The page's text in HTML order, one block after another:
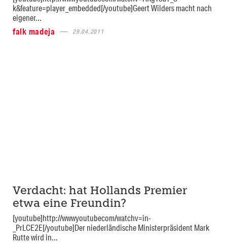
k&feature=player_embedded[/youtube]Geert Wilders macht nach
eigener...
falk madeja
29.04.2011
Verdacht: hat Hollands Premier
etwa eine Freundin?
[youtube]http://wwwyoutubecom/watchv=in-
_PrLCE2E[/youtube]Der niederländische Ministerpräsident Mark
Rutte wird in...